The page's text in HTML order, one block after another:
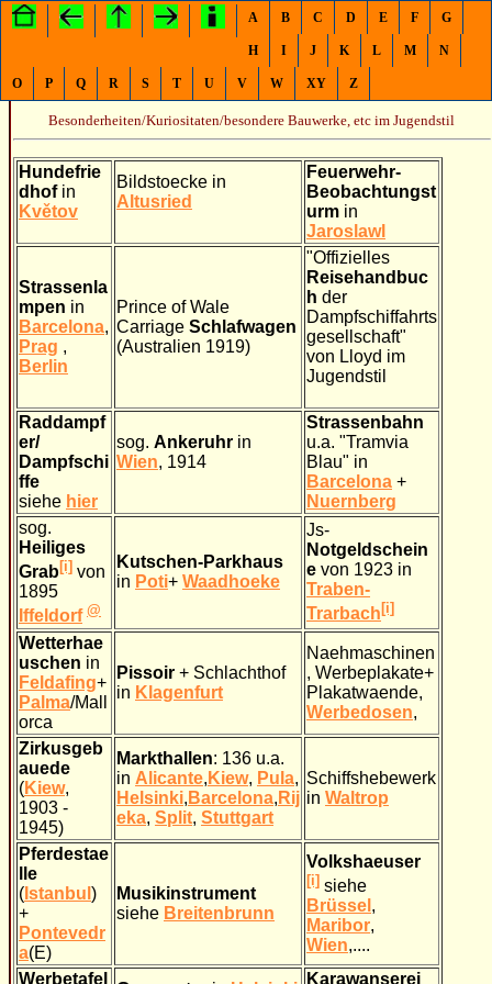
A B C D E F G
H I J K L M N
O P Q R S T U V W XY Z
Besonderheiten/Kuriositaten/besondere Bauwerke, etc im Jugendstil
Hundefrie
dhofin
Květov
Bildstoecke in
Altusried
Feuerwehr-
Beobachtungst
urm in
Jaroslawl
Strassenla
mpen in
Barcelona,
Prag ,
Berlin
Prince of Wale
Carriage Schlafwagen
(Australien 1919)
"Offizielles
Reisehandbuc
h der
Dampfschiffahrts
gesellschaft"
von Lloyd im
Jugendstil
Raddampf
er/
Dampfschi
ffe
siehe hier
sog. Ankeruhr in
Wien, 1914
Strassenbahn
u.a. "Tramvia
Blau" in
Barcelona +
Nuernberg
sog.
Heiliges
Grab[i] von
1895
Iffeldorf @
Kutschen-Parkhaus
in Poti+ Waadhoeke
Js-
Notgeldschein
e von 1923 in
Traben-
Trarbach [i]
Wetterhae
uschen in
Feldafing+
Palma/Mall
orca
Pissoir + Schlachthof
in Klagenfurt
Naehmaschinen
, Werbeplakate+
Plakatwaende,
Werbedosen,
Zirkusgeb
auede
(Kiew,
1903 -
1945)
Markthallen: 136 u.a.
in Alicante, Kiew, Pula,
Helsinki, Barcelona, Rij
eka, Split, Stuttgart
Schiffshebewerk
in Waltrop
Pferdestae
lle
( Istanbul )
+
Pontevedr
a(E)
Musikinstrument
siehe Breitenbrunn
Volkshaeuser
[i] siehe
Brüssel ,
Maribor,
Wien,....
Werbetafel
Karawanserei